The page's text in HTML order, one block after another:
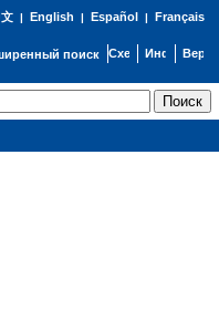
| English | Español | Français
поиск